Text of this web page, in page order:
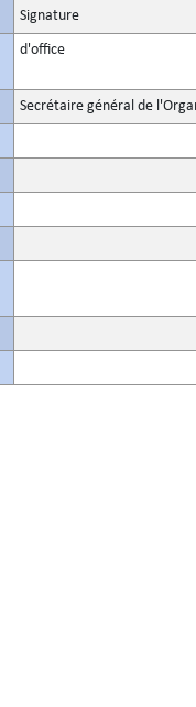
Signature
d'office
Secrétaire général de